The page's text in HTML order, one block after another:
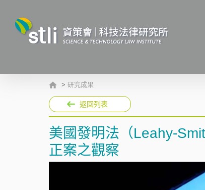
> 研究成果
返回列表
美國發明法（Leahy-
正案之觀察